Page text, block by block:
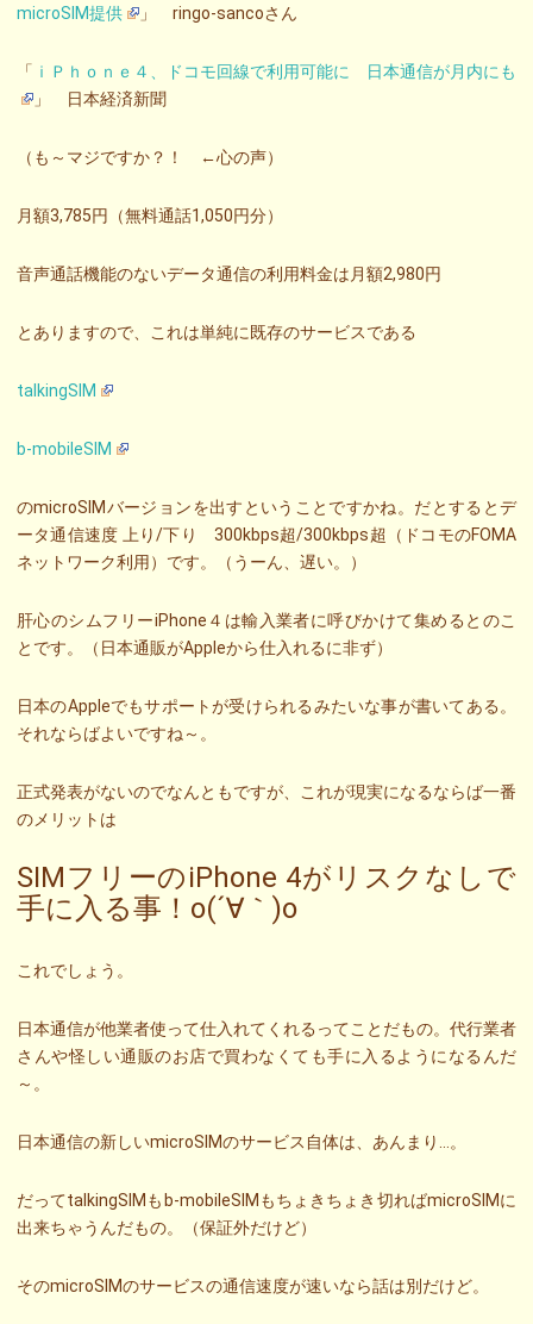
microSIM提供
」 ringo-sancoさん
「 ｉＰｈｏｎｅ４、ドコモ回線で利用可能に 日本通信が月内にも
」 日本経済新聞
（も～マジですか？！ ←心の声）
月額3,785円（無料通話1,050円分）
音声通話機能のないデータ通信の利用料金は月額2,980円
とありますので、これは単純に既存のサービスである
talkingSIM
b-mobileSIM
のmicroSIMバージョンを出すということですかね。だとするとデ
ータ通信速度 上り/下り 300kbps超/300kbps超（ドコモのFOMA
ネットワーク利用）です。（うーん、遅い。）
肝心のシムフリーiPhone４は輸入業者に呼びかけて集めるとのこ
とです。（日本通販がAppleから仕入れるに非ず）
日本のAppleでもサポートが受けられるみたいな事が書いてある。
それならばよいですね～。
正式発表がないのでなんともですが、これが現実になるならば一番
のメリットは
SIMフリーのiPhone 4がリスクなしで
手に入る事！o(´∀｀)o
これでしょう。
日本通信が他業者使って仕入れてくれるってことだもの。代行業者
さんや怪しい通販のお店で買わなくても手に入るようになるんだ
～。
日本通信の新しいmicroSIMのサービス自体は、あんまり…。
だってtalkingSIMもb-mobileSIMもちょきちょき切ればmicroSIMに
出来ちゃうんだもの。（保証外だけど）
そのmicroSIMのサービスの通信速度が速いなら話は別だけど。